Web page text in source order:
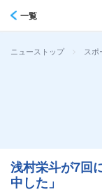
一覧
ニューストップ > スポ
浅村栄斗が7回
中した」